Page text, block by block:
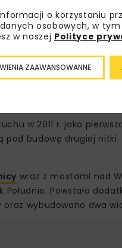
w 2011 r. jako
budowę drugiej nitki.
wraz z mostami nad
Południe. Powstało
wybudowano dwa
o korzystaniu
osobowych, w
w naszej Polityce
ZAAWANSOWANNE